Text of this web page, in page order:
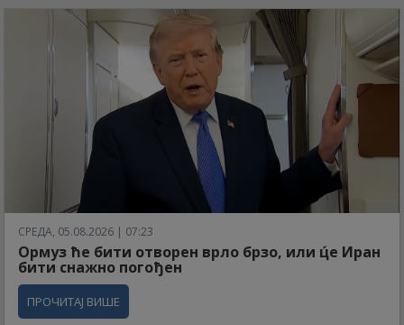
СРЕДА, 05.08.2026 | 07:23
Ормуз ће бити отворен врло брзо, или ц́е Иран
бити снажно погођен
ПРОЧИТАЈ ВИШЕ